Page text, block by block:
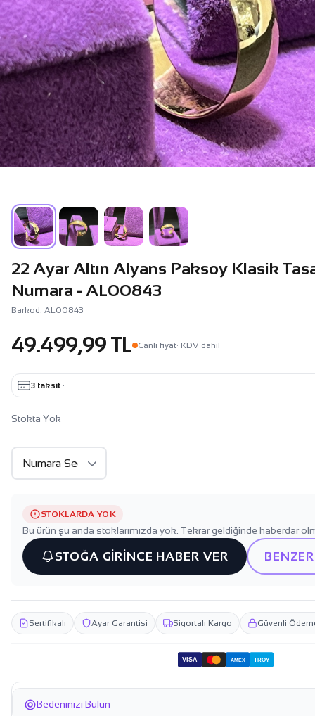
22 Ayar Altın Alyans Paksoy Klasik
Numara - AL00843
Barkod: AL00843
49.499,99 TL Canli fiyat· KDV dahil
3 taksit ·
Stokta Yok
STOKLARDA YOK
Bu ürün şu anda stoklarımızda yok. Tekrar geldiğinde haberdar
STOĞA GİRİNCE HABER VER
Sertifikalı Ayar Garantisi Sigortalı Kargo Güvenli
VISA AMEX TROY
Bedeninizi Bulun